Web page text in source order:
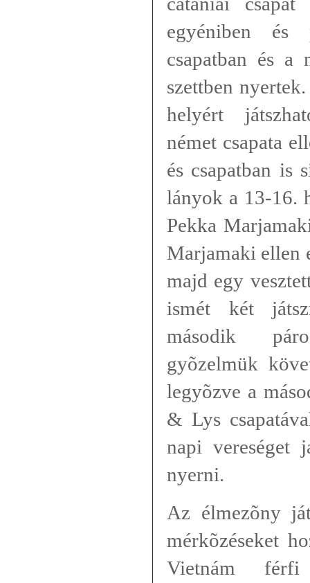
egyéniben és
csapatban és a
szettben
helyért
német csapata
és csapatban is
lányok a 13-16.
Pekka
Marjamaki ellen
majd egy
ismét két
második
gyõzelmük
legyõzve a
& Lys
napi vereséget
nyerni.
Az élmezõny
mérkõzéseket
Vietnám férfi